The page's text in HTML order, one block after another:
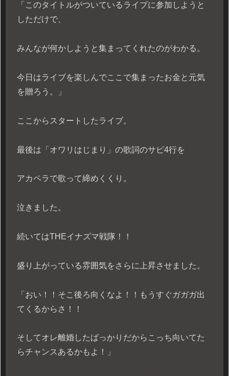
「このタイトルがついているライブに参加しようと
しただけで、
みんなが何かしようと集まってくれたのがわかる。
今日はライブを楽しんでここで集まったお金と元気
を贈ろう。」
ここからスタートしたライブ。
最後は「オワリはじまり」の歌詞のサビ4行を
アカペラで歌って締めくくり。
泣きました。
続いてはTHEイナズマ戦隊！！
盛り上がっている雰囲気をさらに上昇させました。
「おい！！そこ後ろ向くなよ！！もうすぐガガガ出
てくるからさ！！
そしてオレ離婚したばっかりだからこっち向いてた
らチャンスあるかもよ！」